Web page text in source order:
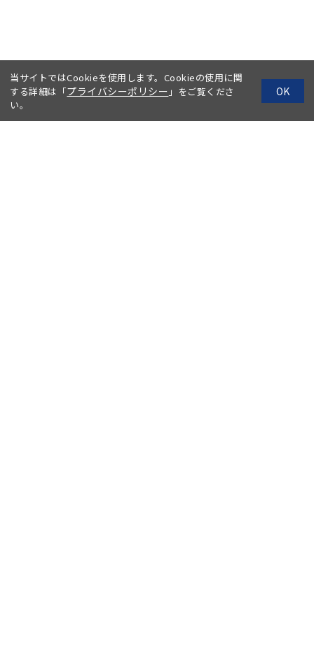
当サイトではCookieを使用します。Cookieの使用に関
する詳細は「プライバシーポリシー 」をご覧くださ
い。
OK